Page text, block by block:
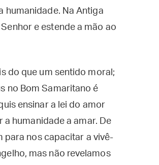
humanidade. Na Antiga
e estende a mão ao
do que um sentido moral;
no Bom Samaritano é
ensinar a lei do amor
humanidade a amar. De
para nos capacitar a vivê-
mas não revelamos